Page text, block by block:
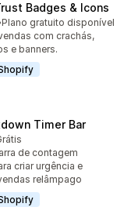
Badges & Icons
ao todo
Plano gratuito disponível
com crachás,
e banners.
Timer Bar
ao todo
de contagem
criar urgência e
relâmpago